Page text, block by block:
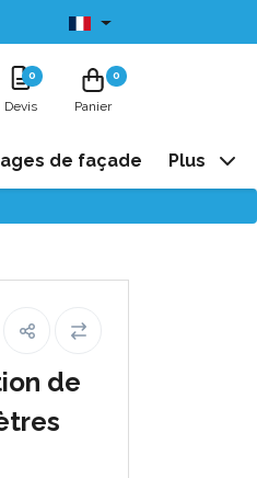
Disponibles de stock
0
Devis
0
Panier
de façade Plus
de